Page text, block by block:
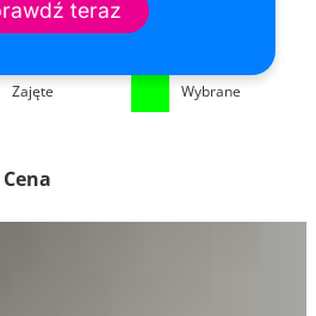
Zajęte Wybrane
Cena